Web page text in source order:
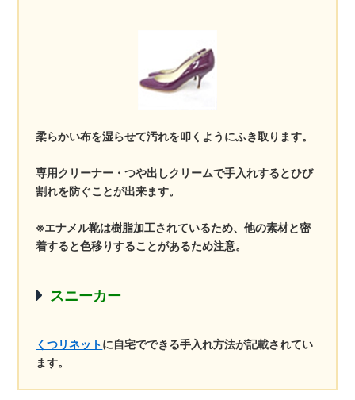
柔らかい布を湿らせて汚れを叩くようにふき取ります。
専用クリーナー・つや出しクリームで手入れするとひび
割れを防ぐことが出来ます。
※エナメル靴は樹脂加工されているため、他の素材と密
着すると色移りすることがあるため注意。
スニーカー
くつリネットに自宅でできる手入れ方法が記載されてい
ます。